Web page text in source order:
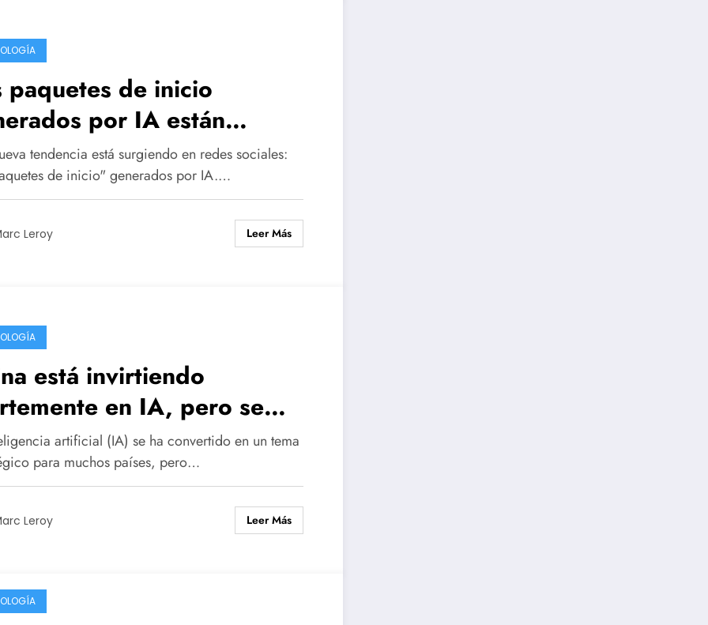
paquetes de inicio
por IA están
la web, pero están
reacciones mixtas.
tendencia está surgiendo en redes sociales:
de inicio" generados por IA.…
Leroy Leer Más
está invirtiendo
en IA, pero se
los riesgos de una
artificial (IA) se ha convertido en un tema
para muchos países, pero…
Leroy Leer Más